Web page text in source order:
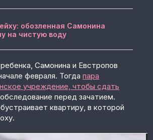
обозленная Самонина
на чистую воду
Самонина и Евстропов
февраля. Тогда пара
учреждение, чтобы сдать
перед зачатием.
квартиру, в которой